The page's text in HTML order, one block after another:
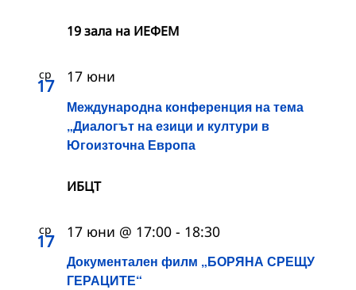
19 зала на ИЕФЕМ
ср
17
Международна конференция на тема
„Диалогът на езици и култури в
Югоизточна Европа
17 юни
ИБЦТ
ср
17
Документален филм „БОРЯНА СРЕЩУ
ГЕРАЦИТЕ“
17 юни @ 17:00 - 18:30